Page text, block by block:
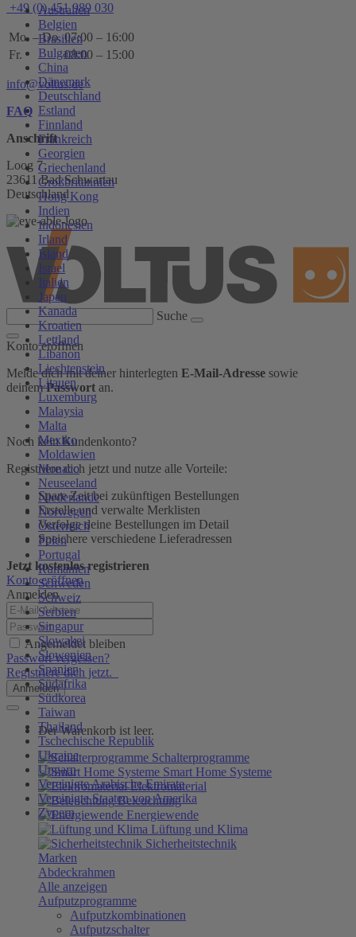
Australien
Belgien
Brasilien
Bulgarien
China
Dänemark
Deutschland
Estland
Finnland
Frankreich
Georgien
Griechenland
Großbritannien
Hong Kong
Indien
Indonesien
Irland
Island
Israel
Italien
Japan
Kanada
Kroatien
Lettland
Libanon
Liechtenstein
Litauen
Luxemburg
Malaysia
Malta
Mexiko
Moldawien
Monaco
Neuseeland
Niederlande
Norwegen
Österreich
Polen
Portugal
Rumänien
Schweden
Schweiz
Serbien
Singapur
Slowakei
Slowenien
Spanien
Südafrika
Südkorea
Taiwan
Thailand
Tschechische Republik
Ukraine
Ungarn
Vereinigte Arabische Emirate
Vereinigte Staaten von Amerika
Zypern
+49 (0) 451 989 030
Mo. – Do. 07:00 – 16:00
Fr.
08:00 – 15:00
info@voltus.de
FAQ
Anschrift
Loog 7
23611 Bad Schwartau
Deutschland
Suche
Konto eröffnen
Melde dich mit deiner hinterlegten E-Mail-Adresse sowie
deinemPasswort an.
Noch kein Kundenkonto?
Registriere dich jetzt und nutze alle Vorteile:
Spare Zeit bei zukünftigen Bestellungen
Erstelle und verwalte Merklisten
Verfolge deine Bestellungen im Detail
Speichere verschiedene Lieferadressen
Jetzt kostenlos registrieren
Konto eröffnen
Anmelden
Angemeldet bleiben
Passwort vergessen?
Registriere dich jetzt.
Anmelden
Der Warenkorb ist leer.
Schalterprogramme
Smart Home Systeme
Elektromaterial
Beleuchtung
Energiewende
Lüftung und Klima
Sicherheitstechnik
Marken
Abdeckrahmen
Alle anzeigen
Aufputzprogramme
Aufputzkombinationen
Aufputzschalter